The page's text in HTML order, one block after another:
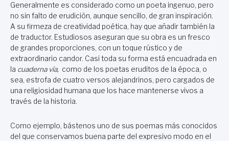
Generalmente es considerado como un poeta ingenuo, pero
no sin falto de erudición, aunque sencillo, de gran inspiración.
A su firmeza de creatividad poética, hay que añadir también la
de traductor. Estudiosos aseguran que su obra es un fresco
de grandes proporciones, con un toque rústico y de
extraordinario candor. Casi toda su forma está encuadrada en
la cuaderna vía, como de los poetas eruditos de la época, o
sea, estrofa de cuatro versos alejandrinos, pero cargados de
una religiosidad humana que los hace mantenerse vivos a
través de la historia.
Como ejemplo, bástenos uno de sus poemas más conocidos
del que conservamos buena parte del expresivo modo en el